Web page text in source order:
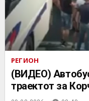
РЕГИОН
(ВИДЕО)
траектот за